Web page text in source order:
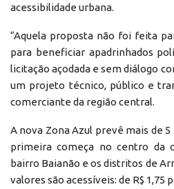
acessibilidade urbana.
“Aquela proposta não foi feita
para beneficiar apadrinhados
licitação açodada e sem diálogo
um projeto técnico, público e
comerciante da região central.
A nova Zona Azul prevê mais de
primeira começa no centro da
bairro Baianão e os distritos de
valores são acessíveis: de R$ 1,75